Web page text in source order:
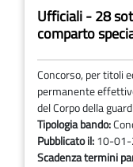
Ufficiali - 28
comparto
Concorso, per titoli
permanente
del Corpo della
Tipologia bando:
Pubblicato il:10-
Scadenza termini